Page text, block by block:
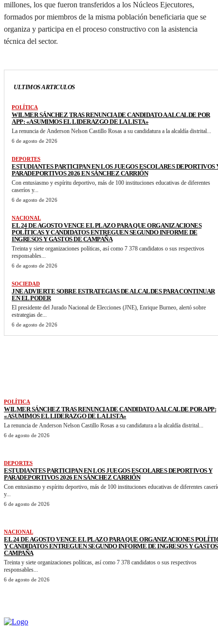
millones, los que fueron transferidos a los Núcleos Ejecutores,
formados por miembros de la misma población beneficiaria que se
organiza y participa en el proceso constructivo con la asistencia
técnica del sector.
ULTIMOS ARTICULOS
POLÍTICA
WILMER SÁNCHEZ TRAS RENUNCIA DE CANDIDATO A ALCALDE POR
APP: «ASUMIMOS EL LIDERAZGO DE LA LISTA»
La renuncia de Anderson Nelson Castillo Rosas a su candidatura a la alcaldía distrital...
6 de agosto de 2026
DEPORTES
ESTUDIANTES PARTICIPAN EN LOS JUEGOS ESCOLARES DEPORTIVOS
PARADEPORTIVOS 2026 EN SÁNCHEZ CARRIÓN
Con entusiasmo y espíritu deportivo, más de 100 instituciones educativas de diferentes
caseríos y...
6 de agosto de 2026
NACIONAL
EL 24 DE AGOSTO VENCE EL PLAZO PARA QUE ORGANIZACIONES
POLÍTICAS Y CANDIDATOS ENTREGUEN SEGUNDO INFORME DE
INGRESOS Y GASTOS DE CAMPAÑA
Treinta y siete organizaciones políticas, así como 7 378 candidatos o sus respectivos
responsables...
6 de agosto de 2026
SOCIEDAD
JNE ADVIERTE SOBRE ESTRATEGIAS DE ALCALDES PARA CONTINUAR
EN EL PODER
El presidente del Jurado Nacional de Elecciones (JNE), Enrique Burneo, alertó sobre
estrategias de...
6 de agosto de 2026
POLÍTICA
WILMER SÁNCHEZ TRAS RENUNCIA DE CANDIDATO A ALCALDE POR APP:
«ASUMIMOS EL LIDERAZGO DE LA LISTA»
La renuncia de Anderson Nelson Castillo Rosas a su candidatura a la alcaldía distrital...
6 de agosto de 2026
DEPORTES
ESTUDIANTES PARTICIPAN EN LOS JUEGOS ESCOLARES DEPORTIVOS Y
PARADEPORTIVOS 2026 EN SÁNCHEZ CARRIÓN
Con entusiasmo y espíritu deportivo, más de 100 instituciones educativas de diferentes
y...
6 de agosto de 2026
NACIONAL
EL 24 DE AGOSTO VENCE EL PLAZO PARA QUE ORGANIZACIONES
Y CANDIDATOS ENTREGUEN SEGUNDO INFORME DE INGRESOS Y
CAMPAÑA
Treinta y siete organizaciones políticas, así como 7 378 candidatos o sus respectivos
responsables...
6 de agosto de 2026